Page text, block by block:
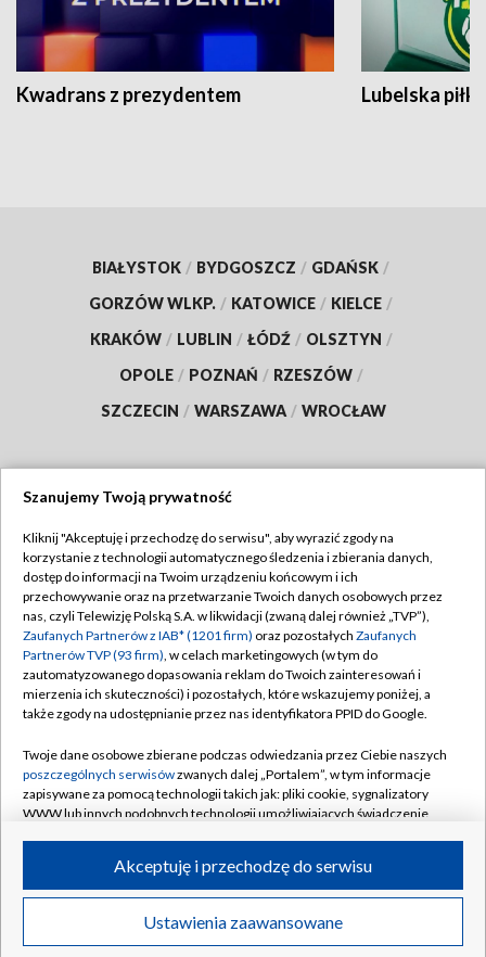
Kwadrans z prezydentem Lubelska piłka
BIAŁYSTOK / BYDGOSZCZ / GDAŃSK /
GORZÓW WLKP. / KATOWICE / KIELCE /
KRAKÓW / LUBLIN / ŁÓDŹ / OLSZTYN /
OPOLE / POZNAŃ / RZESZÓW /
SZCZECIN / WARSZAWA / WROCŁAW
TVP
Abonament TVP
Emisja w TVP
Centrum informacji TVP
Naziemna Telewizja Cyfrowa
Rada Programowa
System NOS
Informacje o nadawcy
Program dla prasy
Ogłoszenie przetargowe
Regulamin TVP
Polityka prywatności
Moje zgody
Pomoc
Kontakt
Kanały
©2026 Telewizja Polska S.A. w likwidacji
Szanujemy Twoją prywatność
Kliknij "Akceptuję i przechodzę do serwisu", aby wyrazić zgody na
korzystanie z technologii automatycznego śledzenia i zbierania danych,
dostęp do informacji na Twoim urządzeniu końcowym i ich
przechowywanie oraz na przetwarzanie Twoich danych osobowych przez
nas, czyli Telewizję Polską S.A. w likwidacji (zwaną dalej również „TVP”),
Zaufanych Partnerów z IAB* (1201 firm) oraz pozostałych Zaufanych
Partnerów TVP (93 firm), w celach marketingowych (w tym do
zautomatyzowanego dopasowania reklam do Twoich zainteresowań i
mierzenia ich skuteczności) i pozostałych, które wskazujemy poniżej, a
także zgody na udostępnianie przez nas identyfikatora PPID do Google.
Twoje dane osobowe zbierane podczas odwiedzania przez Ciebie naszych
poszczególnych serwisówzwanych dalej „Portalem”, w tym informacje
zapisywane za pomocą technologii takich jak: pliki cookie, sygnalizatory
WWW lub innych podobnych technologii umożliwiających świadczenie
ruchu w Internecie.
Twoje dane osobowe zbierane podczas odwiedzania przez Ciebie
poszczególnych serwisówna Portalu, takie jak adresy IP, identyfikatory
Ustawienia zaawansowane
Akceptuję i przechodzę do serwisu